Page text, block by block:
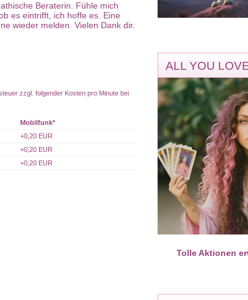
Aura Solaris
Bewertungen: 197
​Spiritueller Meisterberater für
Transformation & Seelenheilung​
Von
Beraterin. Fühle mich
es eintrifft, ich hoffe es. Eine
wieder melden. Vielen Dank dir.
zzgl. folgender Kosten pro Minute bei
Mobilfunk*
+0,20 EUR
+0,20 EUR
+0,20 EUR
ALL YOU
Tolle Aktionen